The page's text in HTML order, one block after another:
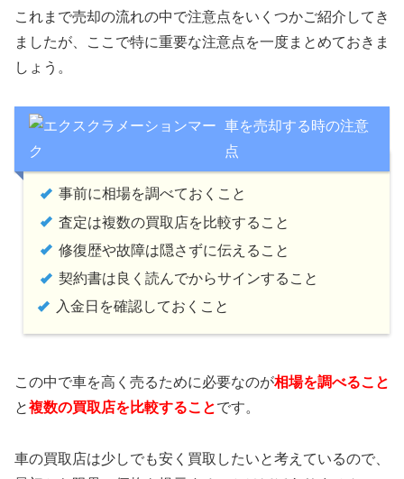
これまで売却の流れの中で注意点をいくつかご紹介してき
ましたが、ここで特に重要な注意点を一度まとめておきま
しょう。
車を売却する時の注意
点
事前に相場を調べておくこと
査定は複数の買取店を比較すること
修復歴や故障は隠さずに伝えること
契約書は良く読んでからサインすること
入金日を確認しておくこと
この中で車を高く売るために必要なのが相場を調べること
と複数の買取店を比較することです。
車の買取店は少しでも安く買取したいと考えているので、